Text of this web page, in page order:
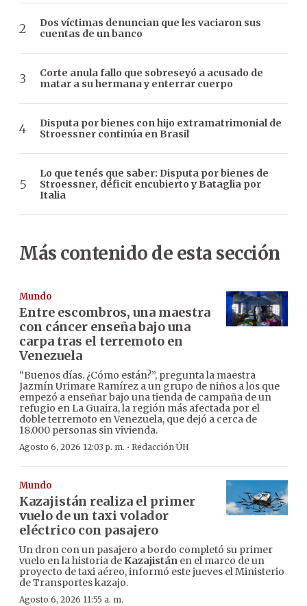
Dos víctimas denuncian que les vaciaron sus
cuentas de un banco
Corte anula fallo que sobreseyó a acusado de
matar a su hermana y enterrar cuerpo
Disputa por bienes con hijo extramatrimonial de
Stroessner continúa en Brasil
Lo que tenés que saber: Disputa por bienes de
Stroessner, déficit encubierto y Bataglia por
Italia
Más contenido de esta sección
Mundo
Entre escombros, una maestra
con cáncer enseña bajo una
carpa tras el terremoto en
Venezuela
“Buenos días. ¿Cómo están?”, pregunta la maestra
Jazmín Urimare Ramírez a un grupo de niños a los que
empezó a enseñar bajo una tienda de campaña de un
refugio en La Guaira, la región más afectada por el
doble terremoto en Venezuela, que dejó a cerca de
18.000 personas sin vivienda.
Agosto 6, 2026 12:03 p. m. · Redacción ÚH
Mundo
Kazajistán realiza el primer
vuelo de un taxi volador
eléctrico con pasajero
Un dron con un pasajero a bordo completó su primer
vuelo en la historia de Kazajistán en el marco de un
proyecto de taxi aéreo, informó este jueves el Ministerio
de Transportes kazajo.
Agosto 6, 2026 11:55 a. m.